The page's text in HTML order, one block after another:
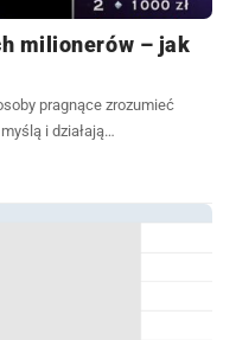
milionerów – jak
pragnące zrozumieć
i działają…